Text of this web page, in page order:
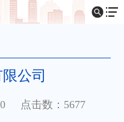
公司
点击数：5677